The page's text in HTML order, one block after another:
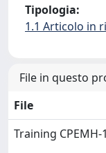
Tipologia:
1.1 Articolo in
File in questo
File
Training